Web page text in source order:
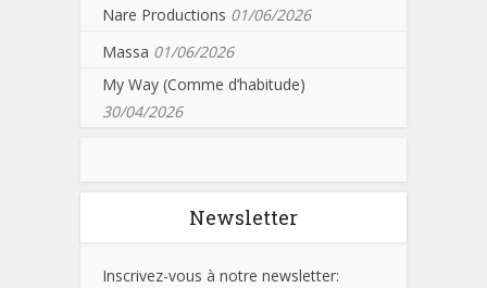
Nare Productions 01/06/2026
Massa 01/06/2026
My Way (Comme d’habitude)
30/04/2026
Newsletter
Inscrivez-vous à notre newsletter: